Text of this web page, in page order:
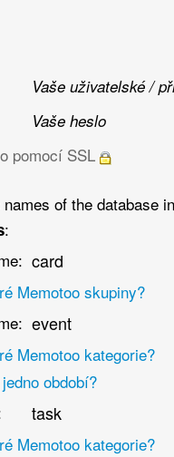
Vaše uživatelské /
Vaše heslo
pomocí SSL
of the database
:
card
Memotoo skupiny?
event
Memotoo kategorie?
období?
task
Memotoo kategorie?